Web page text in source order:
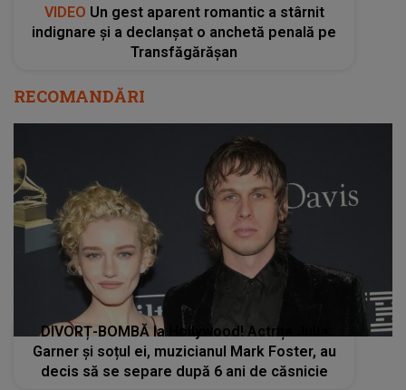
VIDEO Un gest aparent romantic a stârnit
indignare și a declanșat o anchetă penală pe
Transfăgărășan
RECOMANDĂRI
DIVORȚ-BOMBĂ la Hollywood! Actrița Julia
Garner și soțul ei, muzicianul Mark Foster, au
decis să se separe după 6 ani de căsnicie